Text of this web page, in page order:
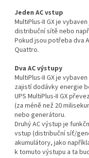
Jeden AC vstup
MultiPlus-II GX je
distribuční sítě nebo
Pokud jsou potřeba dva
Quattro.
Dva AC výstupy
MultiPlus-II GX je
zajistí dodávky energie
UPS MultiPlus-II GX
(za méně než 20
nebo generátoru.
Druhý AC výstup je
vstup (distribuční síť/
akumulátory, jako
k tomuto výstupu a ta